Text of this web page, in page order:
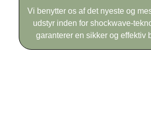
Vi benytter os af det nyeste og
udstyr inden for shockwave-
garanterer en sikker og effektiv